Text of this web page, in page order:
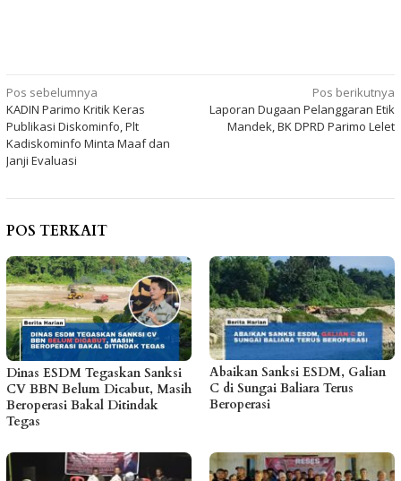
Navigasi
pos
Pos sebelumnya
KADIN Parimo Kritik Keras
Publikasi Diskominfo, Plt
Kadiskominfo Minta Maaf dan
Janji Evaluasi
Pos berikutnya
Laporan Dugaan Pelanggaran Etik
Mandek, BK DPRD Parimo Lelet
POS TERKAIT
Dinas ESDM Tegaskan Sanksi
CV BBN Belum Dicabut, Masih
Beroperasi Bakal Ditindak
Tegas
Abaikan Sanksi ESDM, Galian
C di Sungai Baliara Terus
Beroperasi